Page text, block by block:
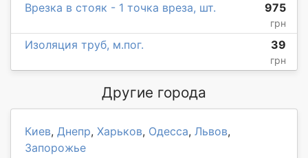
Врезка в стояк - 1 точка вреза, шт. 975
грн
Изоляция труб, м.пог. 39
грн
Другие города
Киев, Днепр, Харьков, Одесса, Львов,
Запорожье